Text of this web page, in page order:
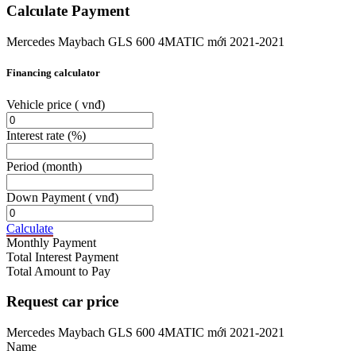
Calculate Payment
Mercedes Maybach GLS 600 4MATIC mới 2021-2021
Financing calculator
Vehicle price ( vnđ)
Interest rate (%)
Period (month)
Down Payment ( vnđ)
Calculate
Monthly Payment
Total Interest Payment
Total Amount to Pay
Request car price
Mercedes Maybach GLS 600 4MATIC mới 2021-2021
Name